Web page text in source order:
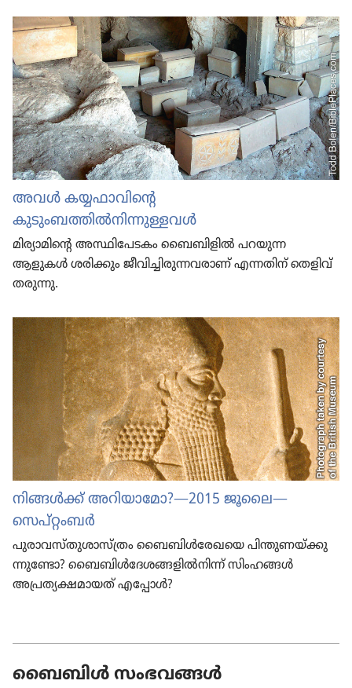
അവൾ കയ്യഫാവിന്റെ
കുടുംബത്തിൽനിന്നുള്ളവൾ
മിര്യാമിന്റെ അസ്ഥിപേടകം ബൈബിളിൽ പറയുന്ന
ആളുകൾ ശരിക്കും ജീവിച്ചിരുന്നവരാണ്‌ എന്നതിന്‌ തെളിവ്‌
തരുന്നു.
നിങ്ങൾക്ക് അറിയാമോ?—2015 ജൂലൈ—
സെപ്‌റ്റംബർ
പുരാവസ്‌തുശാസ്‌ത്രം ബൈബിൾരേഖയെ പിന്തുണയ്‌ക്കു
ന്നുണ്ടോ? ബൈബിൾദേശങ്ങളിൽനിന്ന് സിംഹങ്ങൾ
അപ്രത്യക്ഷമായത്‌ എപ്പോൾ?
ബൈബിൾ സംഭവങ്ങൾ